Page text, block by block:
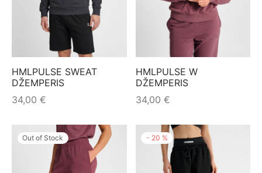
HMLPULSE SWEAT
DŽEMPERIS
34,00 €
HMLPULSE W
DŽEMPERIS
34,00 €
Out of Stock - 20 %